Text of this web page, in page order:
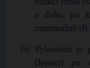
funkci musí
a dobu, po
maximálně tři
Vyloučení je
členství po